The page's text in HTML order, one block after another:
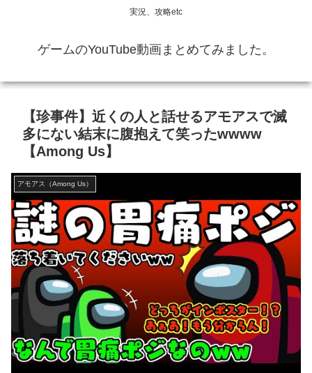
実況、攻略etc
ゲームのYouTube動画まとめてみました。
【珍事件】近くの人と話せるアモアスで滅
多にない結末に腹抱えて笑ったwwww
【Among Us】
アモアス（Among Us）